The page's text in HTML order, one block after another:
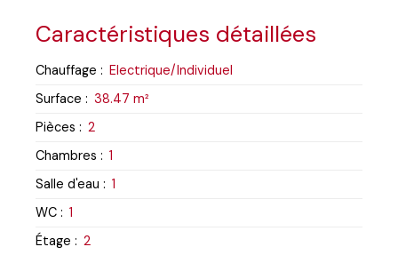
Caractéristiques détaillées
Chauffage : Electrique/Individuel
Surface : 38.47 m²
Pièces : 2
Chambres : 1
Salle d'eau : 1
WC : 1
Étage : 2